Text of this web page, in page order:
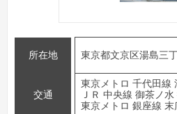
所在地 東京都文京区湯島三
交通
東京メトロ 千代田線
ＪＲ 中央線 御茶ノ
東京メトロ 銀座線 末